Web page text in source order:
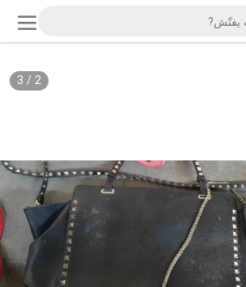
2
/
3